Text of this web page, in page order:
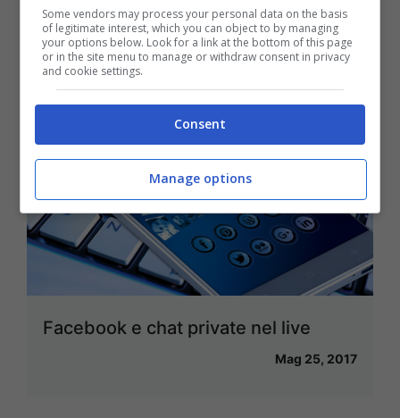
Facebook e chat private nel live
Mag 25, 2017
Some vendors may process your personal data on the basis
of legitimate interest, which you can object to by managing
your options below. Look for a link at the bottom of this page
or in the site menu to manage or withdraw consent in privacy
and cookie settings.
Consent
Manage options